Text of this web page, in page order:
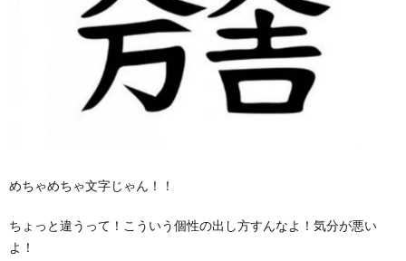
めちゃめちゃ文字じゃん！！
ちょっと違うって！こういう個性の出し方すんなよ！気分が悪い
よ！